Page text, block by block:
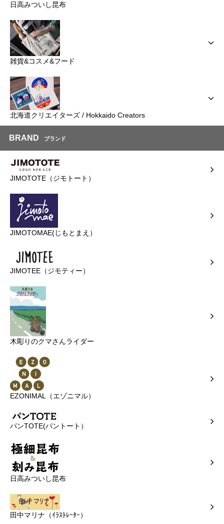
日高みついし昆布
雑貨&コスメ&フード
北海道クリエイターズ / Hokkaido Creators
BRAND ブランド
JIMOTOTE（ジモトート）
JIMOTOMAE(じもとまえ）
JIMOTEE（ジモティー）
木彫りのクマさんライダー
EZONIMAL（エゾニマル）
パンTOTE(パントート）
日高みついし昆布
田中マリナ（ｲﾗｽﾄﾚｰﾀｰ）